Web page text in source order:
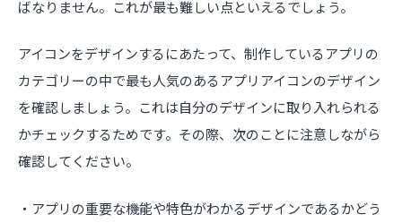
ばなりません。これが最も難しい点といえるでしょう。
アイコンをデザインするにあたって、制作しているアプリの
カテゴリーの中で最も人気のあるアプリアイコンのデザイン
を確認しましょう。これは自分のデザインに取り入れられる
かチェックするためです。その際、次のことに注意しながら
確認してください。
・アプリの重要な機能や特色がわかるデザインであるかどう